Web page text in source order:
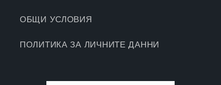
ОБЩИ УСЛОВИЯ
ПОЛИТИКА ЗА ЛИЧНИТЕ ДАННИ